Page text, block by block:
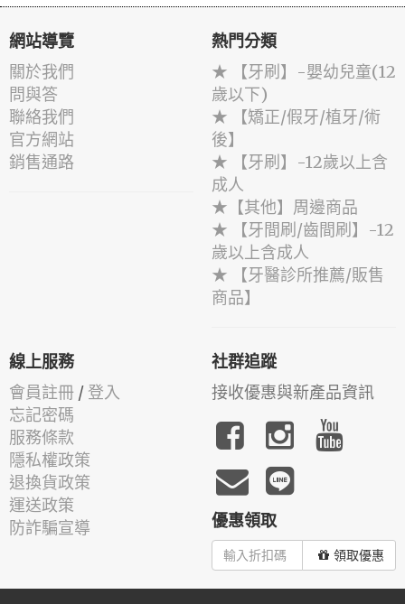
網站導覽
關於我們
問與答
聯絡我們
官方網站
銷售通路
熱門分類
★ 【牙刷】-嬰幼兒童(12
歲以下)
★ 【矯正/假牙/植牙/術
後】
★ 【牙刷】-12歲以上含
成人
★【其他】周邊商品
★ 【牙間刷/齒間刷】-12
歲以上含成人
★ 【牙醫診所推薦/販售
商品】
線上服務
會員註冊 / 登入
忘記密碼
服務條款
隱私權政策
退換貨政策
運送政策
防詐騙宣導
社群追蹤
接收優惠與新產品資訊
優惠領取
領取優惠